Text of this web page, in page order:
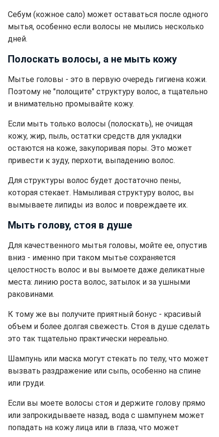
Себум (кожное сало) может оставаться после одного
мытья, особенно если волосы не мылись несколько
дней.
Полоскать волосы, а не мыть кожу
Мытье головы - это в первую очередь гигиена кожи.
Поэтому не "полощите" структуру волос, а тщательно
и внимательно промывайте кожу.
Если мыть только волосы (полоскать), не очищая
кожу, жир, пыль, остатки средств для укладки
остаются на коже, закупоривая поры. Это может
привести к зуду, перхоти, выпадению волос.
Для структуры волос будет достаточно пены,
которая стекает. Намыливая структуру волос, вы
вымываете липиды из волос и повреждаете их.
Мыть голову, стоя в душе
Для качественного мытья головы, мойте ее, опустив
вниз - именно при таком мытье сохраняется
целостность волос и вы вымоете даже деликатные
места: линию роста волос, затылок и за ушными
раковинами.
К тому же вы получите приятный бонус - красивый
объем и более долгая свежесть. Стоя в душе сделать
это так тщательно практически нереально.
Шампунь или маска могут стекать по телу, что может
вызвать раздражение или сыпь, особенно на спине
или груди.
Если вы моете волосы стоя и держите голову прямо
или запрокидываете назад, вода с шампунем может
попадать на кожу лица или в глаза, что может